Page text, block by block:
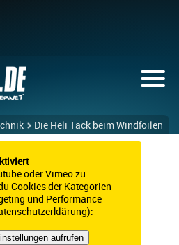
Die Heli Tack beim Windfoilen
oder Vimeo zu
Cookies der Kategorien
und Performance
):
aufrufen